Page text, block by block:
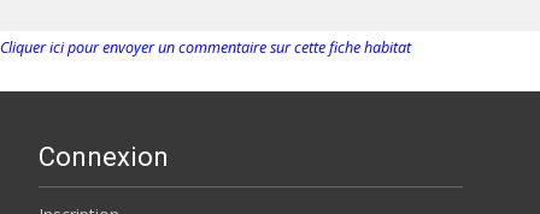
Cliquer ici pour envoyer un commentaire sur cette fiche habitat
Connexion